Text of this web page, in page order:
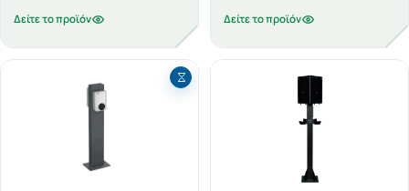
Δείτε το προϊόν Δείτε το προϊόν